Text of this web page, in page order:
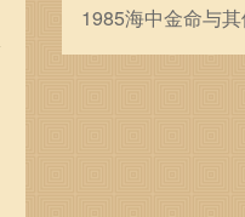
转折点与人类的追
1985海中金命与
联探秘